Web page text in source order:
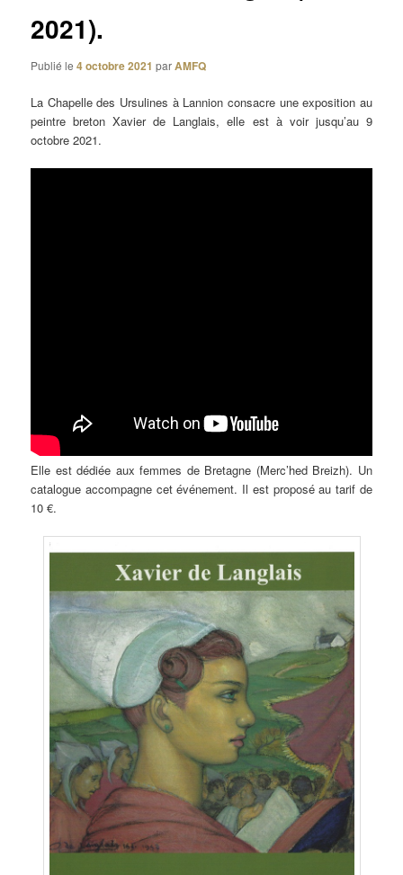
2021).
Publié le4 octobre 2021 parAMFQ
La Chapelle des Ursulines à Lannion consacre une exposition au
peintre breton Xavier de Langlais, elle est à voir jusqu’au 9
octobre 2021.
Elle est dédiée aux femmes de Bretagne (Merc’hed Breizh). Un
catalogue accompagne cet événement. Il est proposé au tarif de
10 €.